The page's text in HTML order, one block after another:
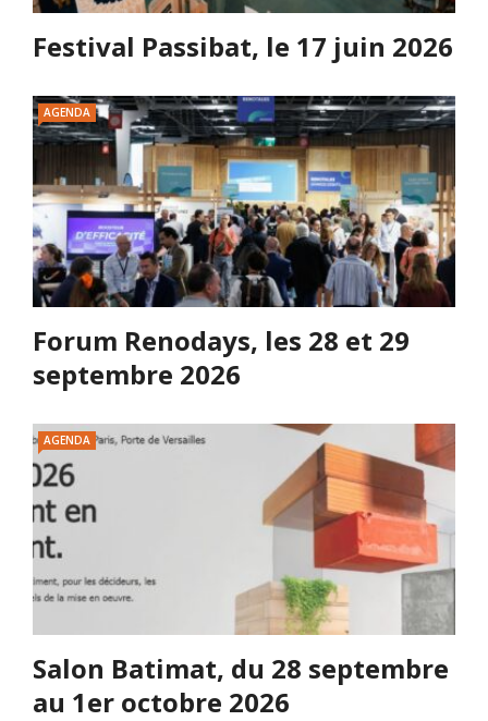
Festival Passibat, le 17 juin 2026
AGENDA
Forum Renodays, les 28 et 29
septembre 2026
AGENDA
Salon Batimat, du 28 septembre
au 1er octobre 2026